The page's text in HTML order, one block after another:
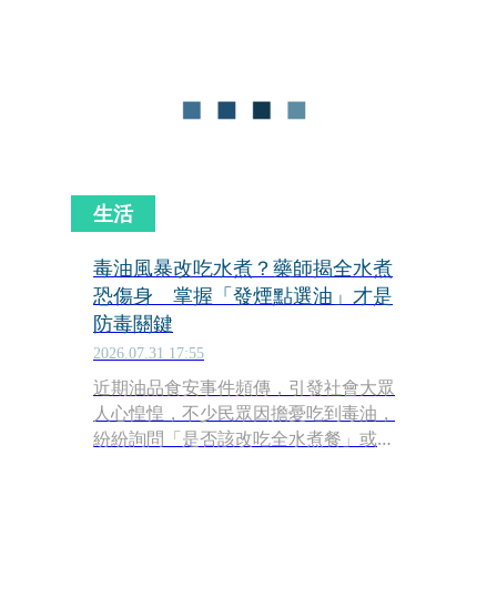
生活
毒油風暴改吃水煮？藥師揭全水煮
恐傷身 掌握「發煙點選油」才是
防毒關鍵
2026.07.31 17:55
近期油品食安事件頻傳，引發社會大眾
人心惶惶，不少民眾因擔憂吃到毒油，
紛紛詢問「是否該改吃全水煮餐」或